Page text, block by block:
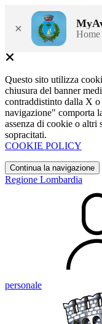
× Home
Questo sito utilizza
chiusura del banner
contraddistinto dalla X
navigazione" comporta
assenza di cookie o altri
sopracitati.
COOKIE POLICY
Continua la navigazione
Regione Lombardia
personale